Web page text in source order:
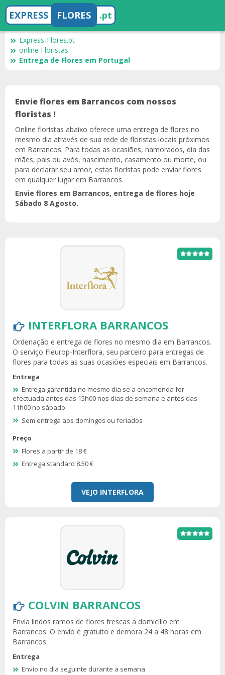
EXPRESS FLORES .pt
Express-Flores.pt
online Floristas
Entrega de Flores em Portugal
Envie flores em Barrancos com nossos
floristas !
Online floristas abaixo oferece uma entrega de flores no
mesmo dia através de sua rede de floristas locais próximos
em Barrancos. Para todas as ocasiões, namorados, dia das
mães, pais ou avós, nascimento, casamento ou morte, ou
para declarar seu amor, estas floristas pode enviar flores
em qualquer lugar em Barrancos.
Envie flores em Barrancos, entrega de flores hoje
Sábado 8 Agosto.
INTERFLORA BARRANCOS
Ordenação e entrega de flores no mesmo dia em Barrancos.
O serviço Fleurop-Interflora, seu parceiro para entregas de
flores para todas as suas ocasiões especiais em Barrancos.
Entrega
Entrega garantida no mesmo dia se a encomenda for
efectuada antes das 15h00 nos dias de semana e antes das
11h00 no sábado
Sem entrega aos domingos ou feriados
Preço
Flores a partir de 18 €
Entrega standard 8.50 €
VEJO INTERFLORA
COLVIN BARRANCOS
Envia lindos ramos de flores frescas a domicílio em
Barrancos. O envio é gratuito e demora 24 a 48 horas em
Barrancos.
Entrega
Envío no dia seguinte durante a semana